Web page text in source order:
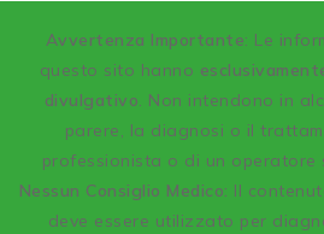
Avvertenza Importante: Le
questo sito hanno
divulgativo. Non intendono in
parere, la diagnosi o il
professionista o di un
Nessun Consiglio Medico: Il
deve essere utilizzato per